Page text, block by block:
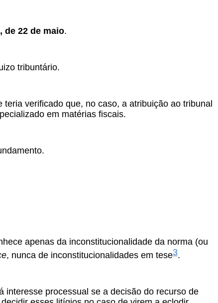
de 22 de maio.
tribuntário.
verificado que, no caso, a atribuição ao tribunal
em matérias fiscais.
apenas da inconstitucionalidade da norma (ou
, nunca de inconstitucionalidades em tese3.
interesse processual se a decisão do recurso de